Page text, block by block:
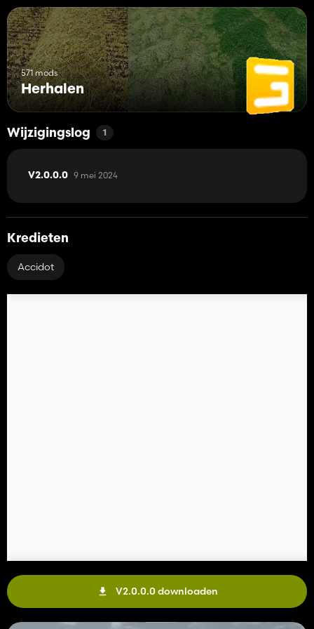
571 mods
Herhalen
Wijzigingslog 1
V2.0.0.0 9 mei 2024
Kredieten
Accidot
V2.0.0.0 downloaden